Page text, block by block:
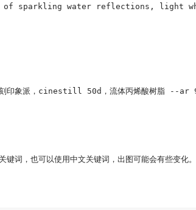
sparkling water reflections, light
，雕刻印象派，cinestill 50d，流体丙烯酸树脂 --
键词，也可以使用中文关键词，出图可能会有些变化。